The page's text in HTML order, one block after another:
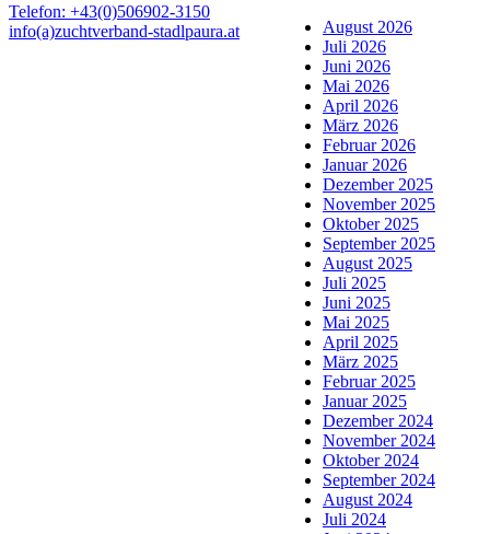
August 2026
Juli 2026
Juni 2026
Mai 2026
April 2026
März 2026
Februar 2026
Januar 2026
Dezember 2025
November 2025
Oktober 2025
September 2025
August 2025
Juli 2025
Juni 2025
Mai 2025
April 2025
März 2025
Februar 2025
Januar 2025
Dezember 2024
November 2024
Oktober 2024
September 2024
August 2024
Juli 2024
Telefon: +43(0)506902-3150
info(a)zuchtverband-stadlpaura.at